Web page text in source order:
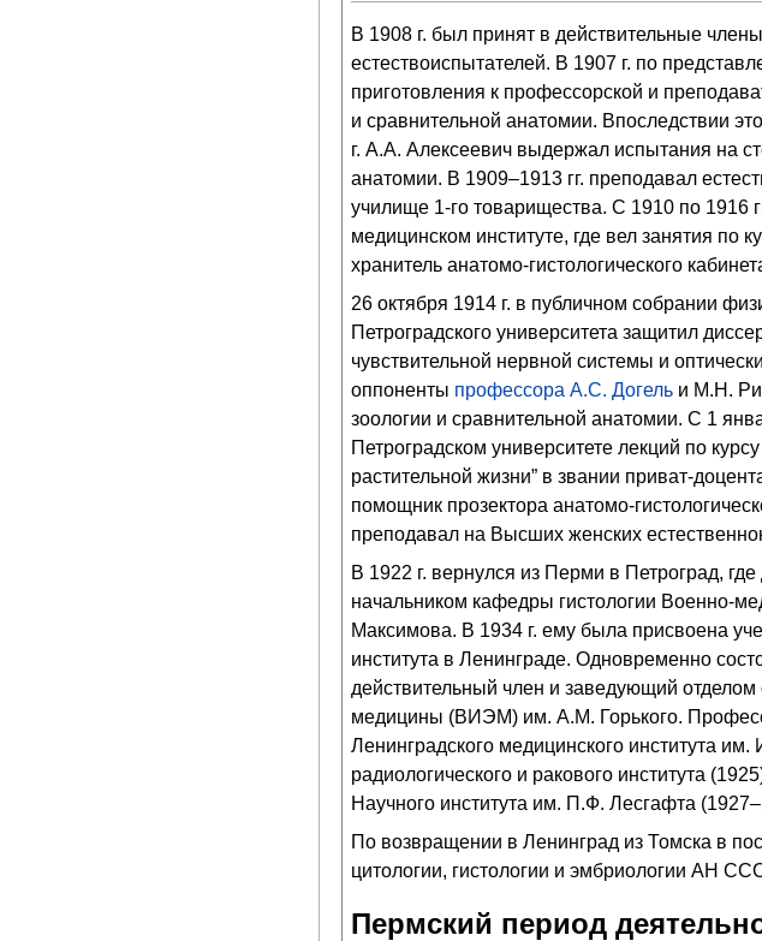
В 1908 г. был принят в действительные
естествоиспытателей. В 1907 г. по
приготовления к профессорской и
и сравнительной анатомии. Впоследствии
г. А.А. Алексеевич выдержал испытания на
анатомии. В 1909–1913 гг. преподавал
училище 1-го товарищества. С 1910 по 1916
медицинском институте, где вел занятия по
хранитель анатомо-гистологического
26 октября 1914 г. в публичном собрании
Петроградского университета защитил
чувствительной нервной системы и
оппоненты профессора А.С. Догельи М.Н.
зоологии и сравнительной анатомии. С 1
Петроградском университете лекций по
растительной жизни” в звании приват-
помощник прозектора анатомо-
преподавал на Высших женских
В 1922 г. вернулся из Перми в Петроград,
начальником кафедры гистологии Военно-
Максимова. В 1934 г. ему была присвоена
института в Ленинграде. Одновременно
действительный член и заведующий
медицины (ВИЭМ) им. А.М. Горького.
Ленинградского медицинского института
радиологического и ракового института
Научного института им. П.Ф. Лесгафта
По возвращении в Ленинград из Томска в
цитологии, гистологии и эмбриологии АН
Пермский период